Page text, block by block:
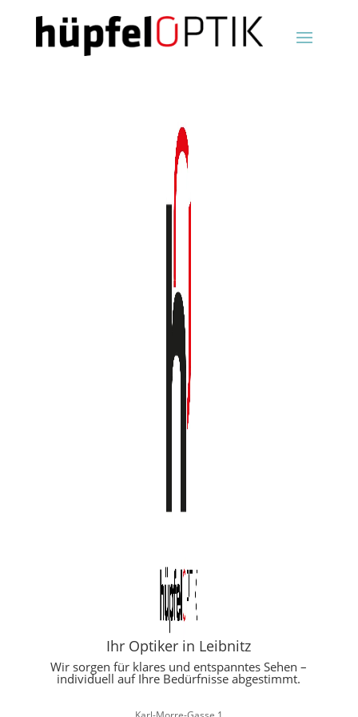
Ihr Optiker in Leibnitz
Wir sorgen für klares und entspanntes Sehen –
individuell auf Ihre Bedürfnisse abgestimmt.